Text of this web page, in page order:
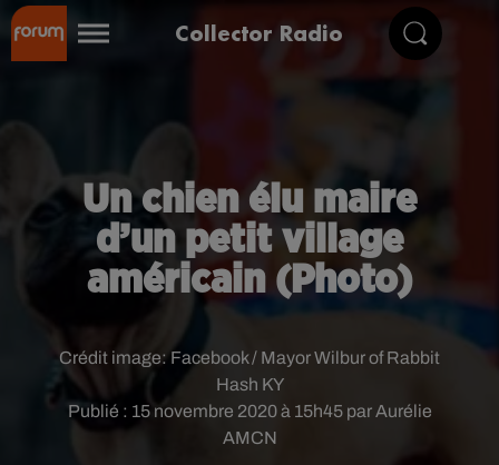
Collector Radio
Un chien élu maire
d’un petit village
américain (Photo)
Publié : 15 novembre 2020 à 15h45 par Aurélie
AMCN
Crédit image:Facebook / Mayor Wilbur of Rabbit
Hash KY